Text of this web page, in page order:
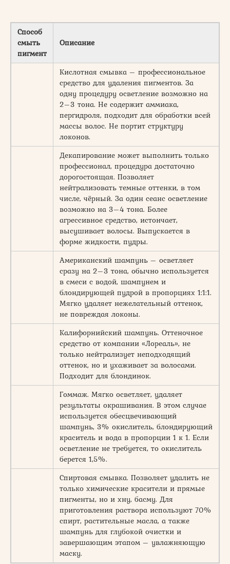
Способ
смыть
пигмент
Описание
Кислотная смывка – профессиональное
средство для удаления пигментов. За
одну процедуру осветление возможно на
2–3 тона. Не содержит аммиака,
пергидроля, подходит для обработки всей
массы волос. Не портит структуру
локонов.
Декапирование может выполнить только
профессионал, процедура достаточно
дорогостоящая. Позволяет
нейтрализовать темные оттенки, в том
числе, чёрный. За один сеанс осветление
возможно на 3–4 тона. Более
агрессивное средство, истончает,
высушивает волосы. Выпускается в
форме жидкости, пудры.
Американский шампунь – осветляет
сразу на 2–3 тона, обычно используется
в смеси с водой, шампунем и
блондирующей пудрой в пропорциях 1:1:1.
Мягко удаляет нежелательный оттенок,
не повреждая локоны.
Калифорнийский шампунь. Оттеночное
средство от компании «Лореаль», не
только нейтрализует неподходящий
оттенок, но и ухаживает за волосами.
Подходит для блондинок.
Гоммаж. Мягко осветляет, удаляет
результаты окрашивания. В этом случае
используется обесцвечивающий
шампунь, 3% окислитель, блондирующий
краситель и вода в пропорции 1 к 1. Если
осветление не требуется, то окислитель
берется 1,5%.
Спиртовая смывка. Позволяет удалить не
только химические красители и прямые
пигменты, но и хну, басму. Для
приготовления раствора используют 70%
спирт, растительные масла, а также
шампунь для глубокой очистки и
завершающим этапом – увлажняющую
маску.